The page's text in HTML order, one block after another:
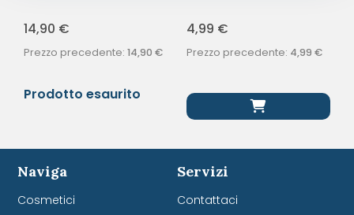
14,90 €
Prezzo precedente: 14,90 €
Prodotto esaurito
4,99 €
Prezzo precedente: 4,99 €
Naviga
Cosmetici
Servizi
Contattaci